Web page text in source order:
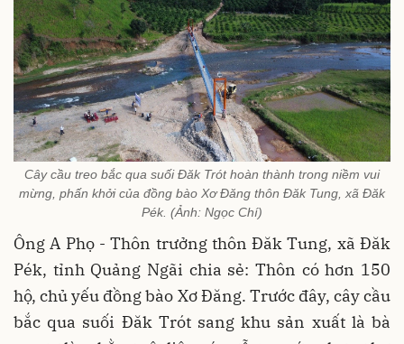
Cây cầu treo bắc qua suối Đăk Trót hoàn thành trong niềm vui
mừng, phấn khởi của đồng bào Xơ Đăng thôn Đăk Tung, xã Đăk
Pék. (Ảnh: Ngọc Chí)
Ông A Phọ - Thôn trưởng thôn Đăk Tung, xã Đăk
Pék, tỉnh Quảng Ngãi chia sẻ: Thôn có hơn 150
hộ, chủ yếu đồng bào Xơ Đăng. Trước đây, cây cầu
bắc qua suối Đăk Trót sang khu sản xuất là bà